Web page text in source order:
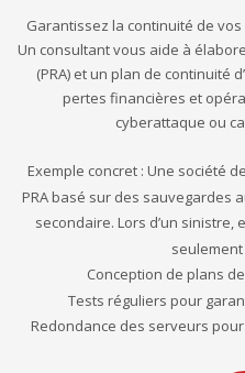
Garantissez la continuité de
Un consultant vous aide à
(PRA) et un plan de continuité
pertes financières et
cyberattaque ou
Exemple concret : Une société
PRA basé sur des sauvegardes
secondaire. Lors d’un
Conception de plans
Tests réguliers pour
Redondance des serveurs